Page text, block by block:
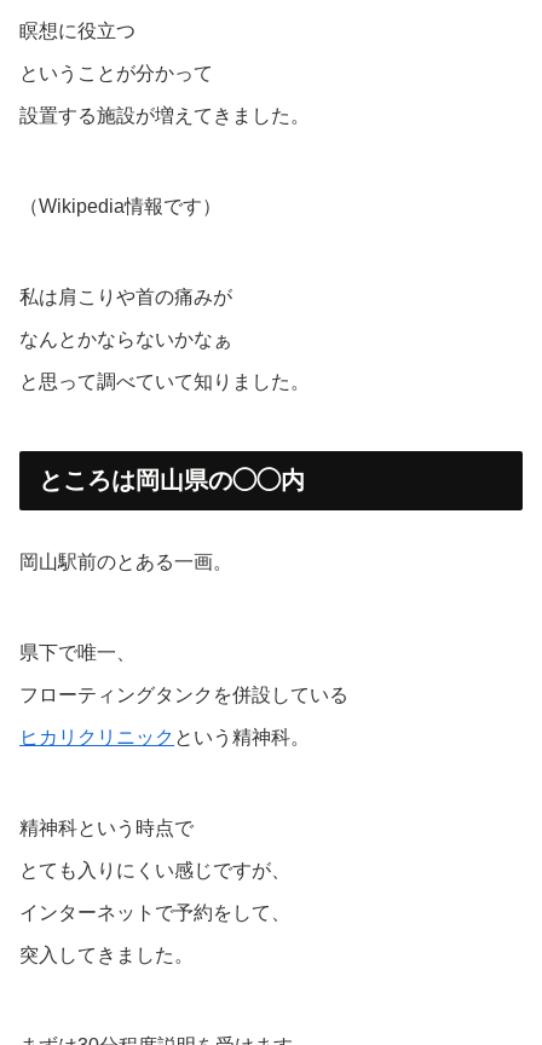
瞑想に役立つ
ということが分かって
設置する施設が増えてきました。
（Wikipedia情報です）
私は肩こりや首の痛みが
なんとかならないかなぁ
と思って調べていて知りました。
ところは岡山県の◯◯内
岡山駅前のとある一画。
県下で唯一、
フローティングタンクを併設している
ヒカリクリニック という精神科。
精神科という時点で
とても入りにくい感じですが、
インターネットで予約をして、
突入してきました。